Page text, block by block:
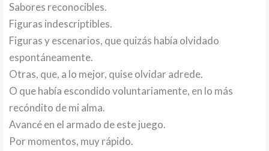
Sabores reconocibles.
Figuras indescriptibles.
Figuras y escenarios, que quizás había olvidado
espontáneamente.
Otras, que, a lo mejor, quise olvidar adrede.
O que había escondido voluntariamente, en lo más
recóndito de mi alma.
Avancé en el armado de este juego.
Por momentos, muy rápido.